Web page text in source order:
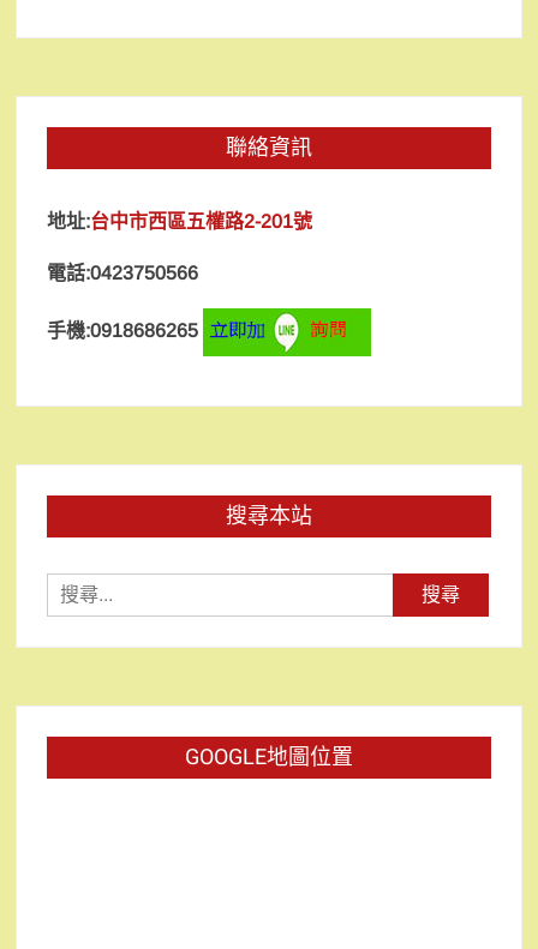
聯絡資訊
地址:台中市西區五權路2-201號
電話:0423750566
手機:0918686265
搜尋本站
尋
關
GOOGLE地圖位置